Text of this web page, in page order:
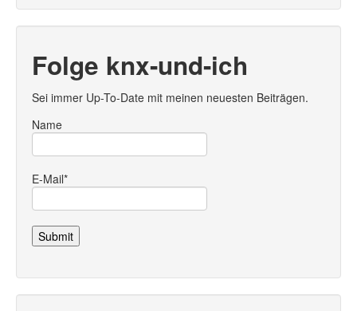
Folge knx-und-ich
Sei immer Up-To-Date mit meinen neuesten Beiträgen.
Name
E-Mail*